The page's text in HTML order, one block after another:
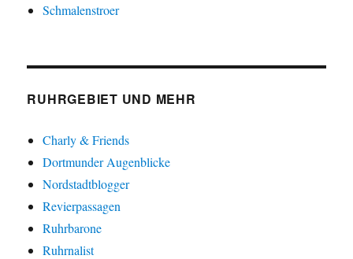
Schmalenstroer
RUHRGEBIET UND MEHR
Charly & Friends
Dortmunder Augenblicke
Nordstadtblogger
Revierpassagen
Ruhrbarone
Ruhrnalist